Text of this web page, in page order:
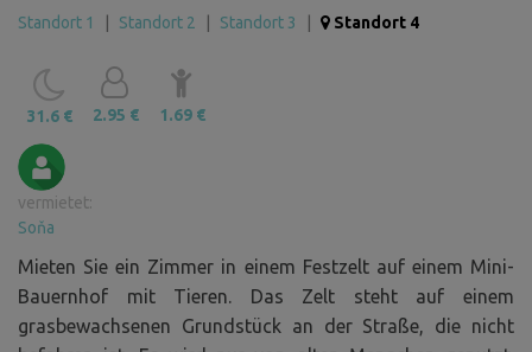
Standort 1 Standort 2 Standort 3 Standort 4
31.6 € 2.95 € 1.69 €
vermietet:
Soňa
Mieten Sie ein Zimmer in einem Festzelt auf einem Mini-
Bauernhof mit Tieren. Das Zelt steht auf einem
grasbewachsenen Grundstück an der Straße, die nicht